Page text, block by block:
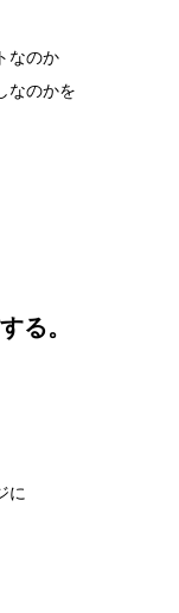
なのか
なのかを
る。
に